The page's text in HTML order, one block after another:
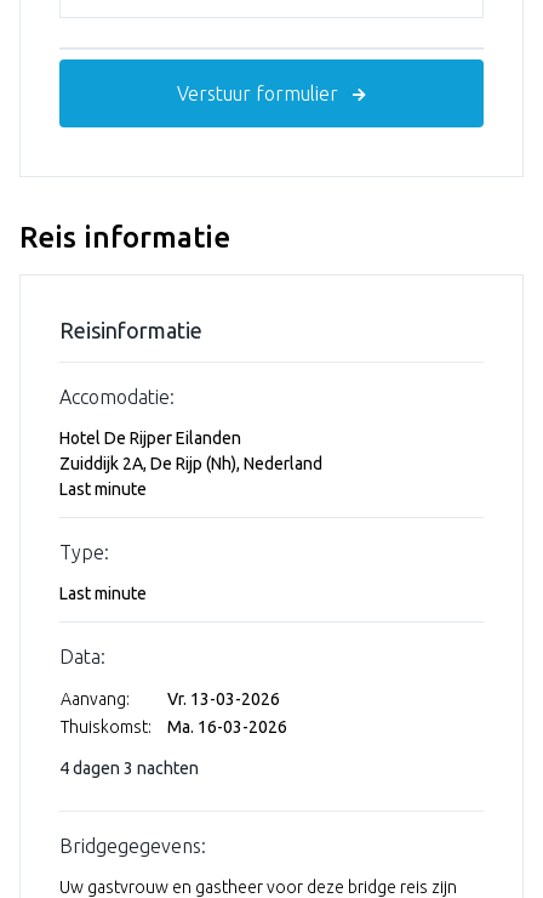
Verstuur formulier
Reis informatie
Reisinformatie
Accomodatie:
Hotel De Rijper Eilanden
Zuiddijk 2A, De Rijp (Nh), Nederland
Last minute
Type:
Last minute
Data:
Aanvang:
Vr. 13-03-2026
Thuiskomst:
Ma. 16-03-2026
4 dagen 3 nachten
Bridgegegevens:
Uw gastvrouw en gastheer voor deze bridge reis zijn